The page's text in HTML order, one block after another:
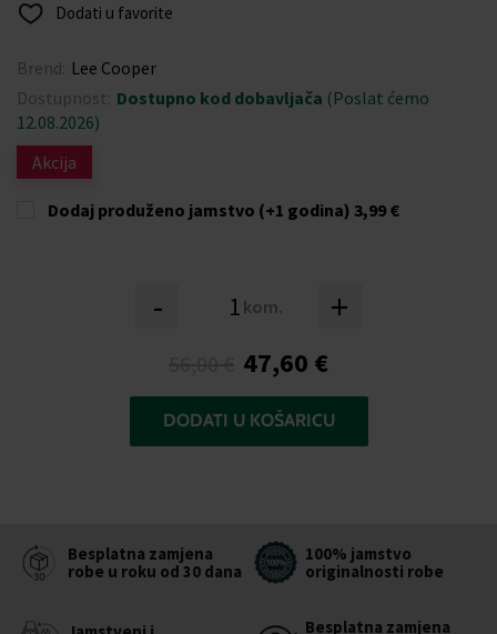
Dodati u favorite
Brend: Lee Cooper
Dostupnost: Dostupno kod dobavljača (Poslat ćemo
12.08.2026)
Akcija
Dodaj produženo jamstvo (+1 godina) 3,99 €
- kom. +
47,60 €
DODATI U KOŠARICU
Besplatna zamjena
robe u roku od 30 dana
100% jamstvo
originalnosti robe
Besplatna zamjena